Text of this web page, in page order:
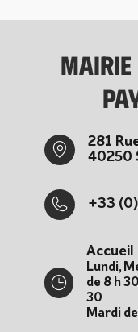
Mairie
281
40250
+33
Accueil
Lundi,
de 8 h
30
Mardi